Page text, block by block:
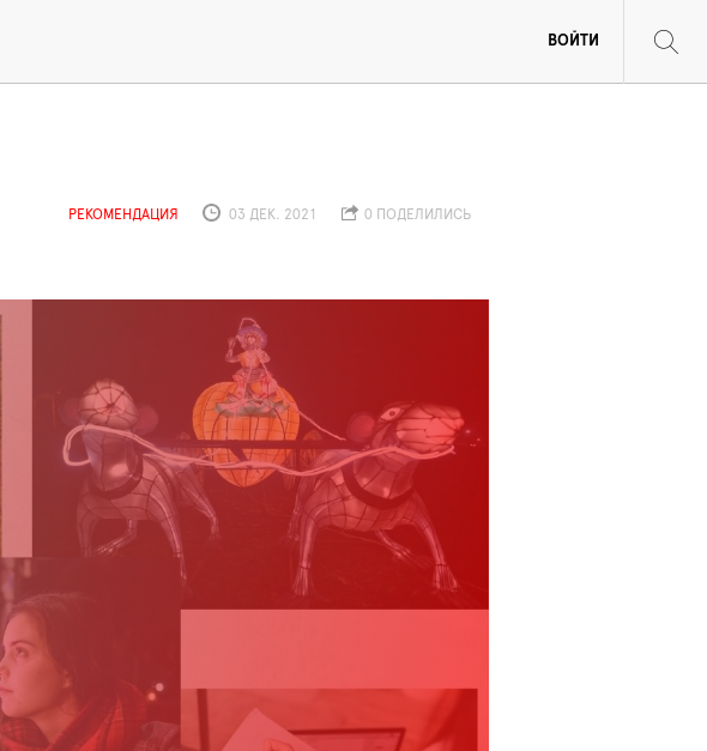
ВОЙТИ
РЕКОМЕНДАЦИЯ 03 ДЕК. 2021 0 ПОДЕЛИЛИСЬ